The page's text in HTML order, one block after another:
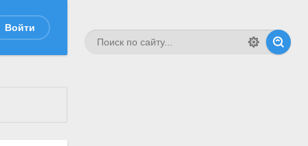
Войти